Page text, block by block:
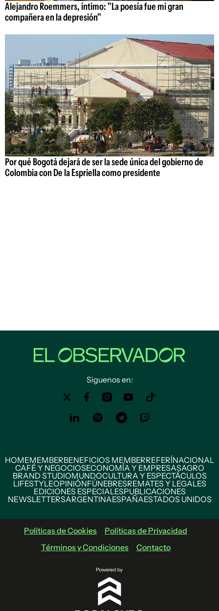
Alejandro Roemmers, íntimo: "La poesía fue mi gran
compañera en la depresión"
Por qué Bogotá dejará de ser la sede única del gobierno de
Colombia con De la Espriella como presidente
Siguenos en:
HOMEMEMBERBENEFICIOS MEMBERREFERÍNACIONAL
CAFÉ Y NEGOCIOSECONOMÍA Y EMPRESASAGRO
BRAND STUDIOMUNDOCULTURA Y ESPECTÁCULOS
LIFESTYLEOPINIÓNFÚNEBRESREMATES Y LEGALES
EDICIONES ESPECIALESPUBLICACIONES
NEWSLETTERSARGENTINAESPAÑAESTADOS UNIDOS
Políticas de Cookies
Políticas de Privacidad
Términos y Condiciones
Contacto